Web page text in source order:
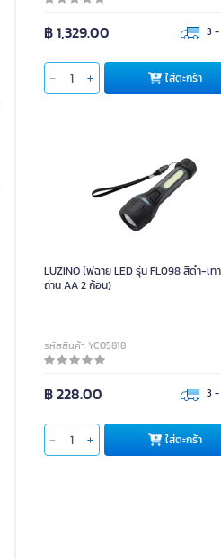
฿ 1,329.00 3 -
ใส่ตะกร้า
LUZINO ไฟฉาย LED รุ่น FL098 สีดำ-เท
ถ่าน AA 2 ก้อน)
รหัสสินค้า YC05818
฿ 228.00 3 -
ใส่ตะกร้า